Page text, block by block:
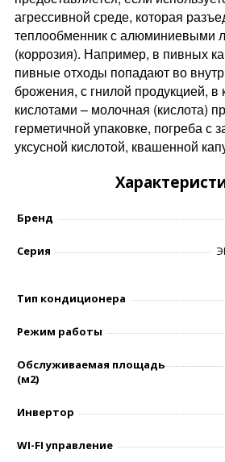
агрессивной среде, которая
теплообменник с алюминиевыми
(коррозия). Например, в пивных
пивные отходы попадают во
брожения, с гнилой продукцией,
кислотами – молочная (кислота)
герметичной упаковке, погреба с
уксусной кислотой, квашенной
Бренд
Серия
Тип кондиционера
Режим работы
Обслуживаемая площадь
(м2)
Инвертор
WI-FI управление